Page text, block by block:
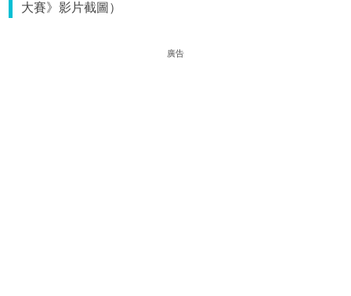
大賽》影片截圖）
廣告